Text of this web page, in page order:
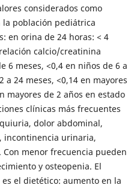
considerados como
población pediátrica
en orina de 24 horas: < 4
calcio/creatinina
6 meses, <0,4 en niños de 6 a
a 24 meses, <0,14 en mayores
mayores de 2 años en estado
clínicas más frecuentes
dolor abdominal,
incontinencia urinaria,
menor frecuencia pueden
y osteopenia. El
el dietético: aumento en la